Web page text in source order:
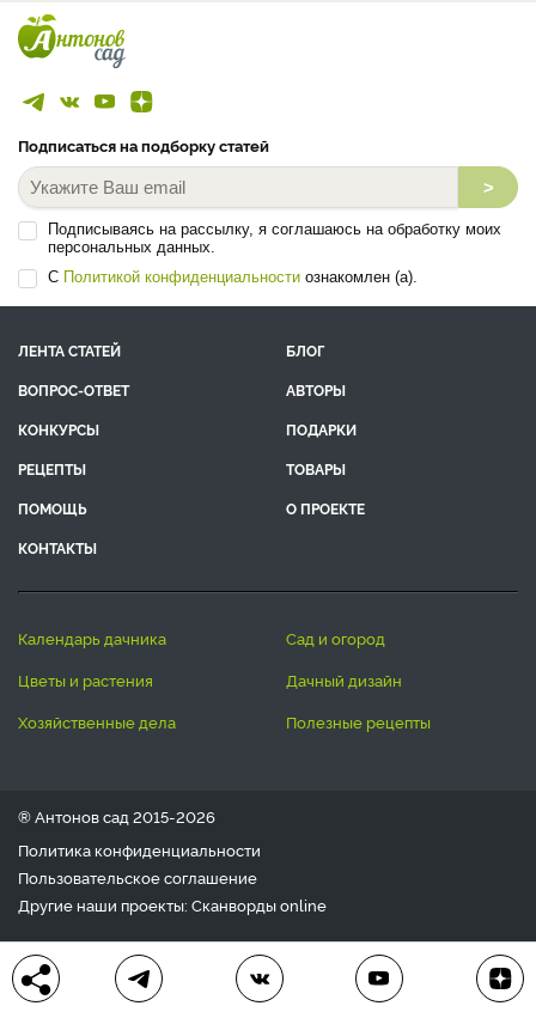
Подписаться на подборку статей
>
Подписываясь на рассылку, я соглашаюсь на обработку моих
персональных данных.
С Политикой конфиденциальности ознакомлен (а).
ЛЕНТА СТАТЕЙ
БЛОГ
ВОПРОС-ОТВЕТ
АВТОРЫ
КОНКУРСЫ
ПОДАРКИ
РЕЦЕПТЫ
ТОВАРЫ
ПОМОЩЬ
О ПРОЕКТЕ
КОНТАКТЫ
календарь дачника
сад и огород
цветы и растения
дачный дизайн
хозяйственные дела
полезные рецепты
® Антонов сад 2015-2026
Политика конфиденциальности
Пользовательское соглашение
Другие наши проекты: Сканвордыonline
Любое использование материала допускается только с
письменного согласия редакции